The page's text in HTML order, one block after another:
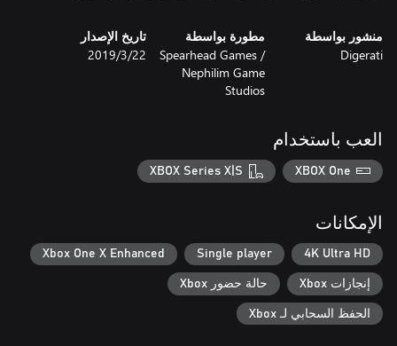
منشور بواسطة
Digerati
مطورة بواسطة
Spearhead Games /
Nephilim Game
Studios
تاريخ الإصدار
22‏/3‏/2019
العب باستخدام
XBOX One
XBOX Series X|S
الإمكانات
4K Ultra HD
Single player
Xbox One X Enhanced
إنجازات Xbox حالة حضور Xbox
الحفظ السحابي لـ Xbox